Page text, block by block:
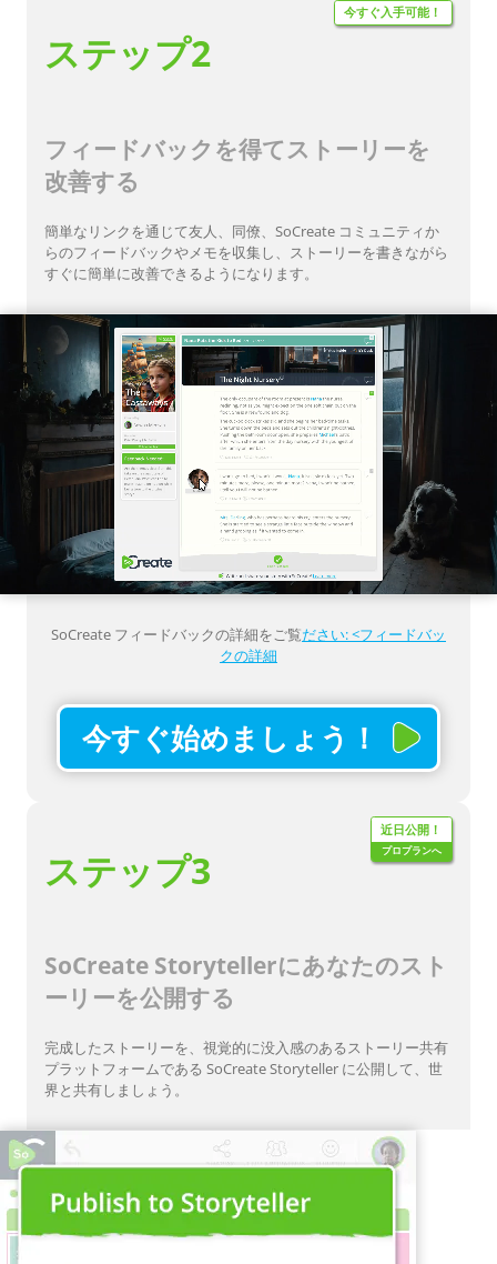
ステップ2
今すぐ入手可能！
フィードバックを得てストーリーを
改善する
簡単なリンクを通じて友人、同僚、SoCreate コミュニティか
らのフィードバックやメモを収集し、ストーリーを書きながら
すぐに簡単に改善できるようになります。
SoCreate フィードバックの詳細をご覧ださい: <フィードバッ
クの詳細
今すぐ始めましょう！
ステップ3
近日公開！
プロプランへ
SoCreate Storytellerにあなたのスト
ーリーを公開する
完成したストーリーを、視覚的に没入感のあるストーリー共有
プラットフォームである SoCreate Storyteller に公開して、世
界と共有しましょう。